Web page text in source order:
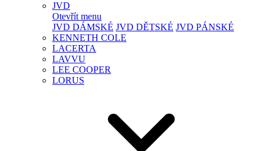
JVD
Otevřít menu
JVD DÁMSKÉ JVD DĚTSKÉ JVD PÁNSKÉ
KENNETH COLE
LACERTA
LAVVU
LEE COOPER
LORUS